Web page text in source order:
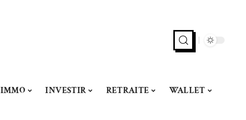
IMMO INVESTIR RETRAITE WALLET